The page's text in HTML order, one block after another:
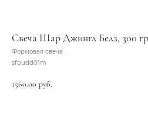
Свеча Шар Джингл Белз, 300 гр
Формовая свеча
sfpudd01m
1560.00 руб.